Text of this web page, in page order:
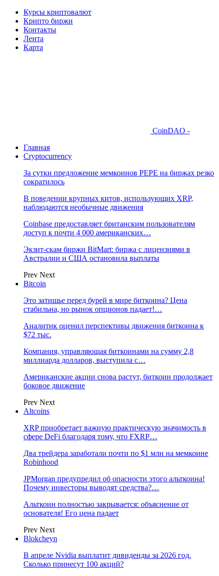
Курсы криптовалют
Крипто биржи
Контакты
Лента
Карта
CoinDAO -
Главная
Cryptocurrency
За сутки предложение мемкоинов PEPE на биржах резко
сократилось
В поведении крупных китов, использующих XRP,
наблюдаются необычные движения
Coinbase предоставляет британским пользователям
доступ к почти 4 000 американских…
Экзит-скам биржи BitMart: биржа с лицензиями в
Австралии и США остановила выплаты
Prev Next
Bitcoin
Это затишье перед бурей в мире биткоина? Цена
стабильна, но рынок опционов падает!…
Аналитик оценил перспективы движения биткоина к
$72 тыс.
Компания, управляющая биткоинами на сумму 2,8
миллиарда долларов, выступила с…
Американские акции снова растут, биткоин продолжает
боковое движение
Prev Next
Altcoins
XRP приобретает важную практическую значимость в
сфере DeFi благодаря тому, что FXRP…
Два трейдера заработали почти по $1 млн на мемкоине
Robinhood
JPMorgan предупредил об опасности этого альткоина!
Почему инвесторы выводят средства?…
Альткоин полностью закрывается: объяснение от
основателя! Его цена падает
Prev Next
Blokcheyn
В апреле Nvidia выплатит дивиденды за 2026 год.
Сколько принесут 100 акций?